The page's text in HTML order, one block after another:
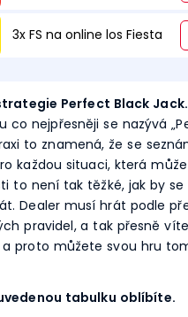
3x FS na online los Fiesta
Perfect Black Jack.
co nejpřesněji se nazývá
to znamená, že se
každou situaci, která
to není tak těžké, jak by
Dealer musí hrát podle
pravidel, a tak přesně
proto můžete svou hru
tabulku oblíbíte.